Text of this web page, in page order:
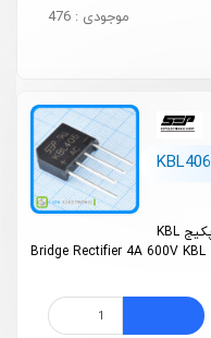
موجودی : 476
KBL406
Bridge Rectifier 4A 600V KBL